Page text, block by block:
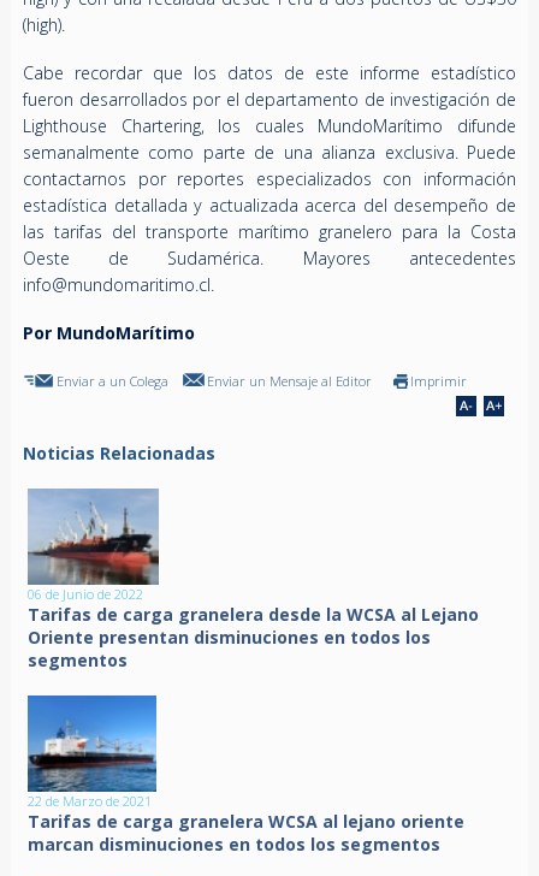
(high).
Cabe recordar que los datos de este informe estadístico
fueron desarrollados por el departamento de investigación de
Lighthouse Chartering, los cuales MundoMarítimo difunde
semanalmente como parte de una alianza exclusiva. Puede
contactarnos por reportes especializados con información
estadística detallada y actualizada acerca del desempeño de
las tarifas del transporte marítimo granelero para la Costa
Oeste de Sudamérica. Mayores antecedentes
info@mundomaritimo.cl.
Por MundoMarítimo
Enviar a un Colega Enviar un Mensaje al Editor Imprimir
Noticias Relacionadas
06 de Junio de 2022
Tarifas de carga granelera desde la WCSA al Lejano
Oriente presentan disminuciones en todos los
segmentos
22 de Marzo de 2021
Tarifas de carga granelera WCSA al lejano oriente
marcan disminuciones en todos los segmentos